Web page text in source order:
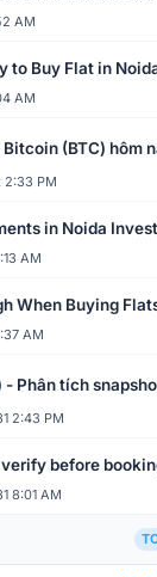
AM
to Buy Flat in
AM
(BTC) hôm
2:33 PM
in Noida
AM
When Buying
AM
- Phân tích
2:43 PM
before
8:01 AM